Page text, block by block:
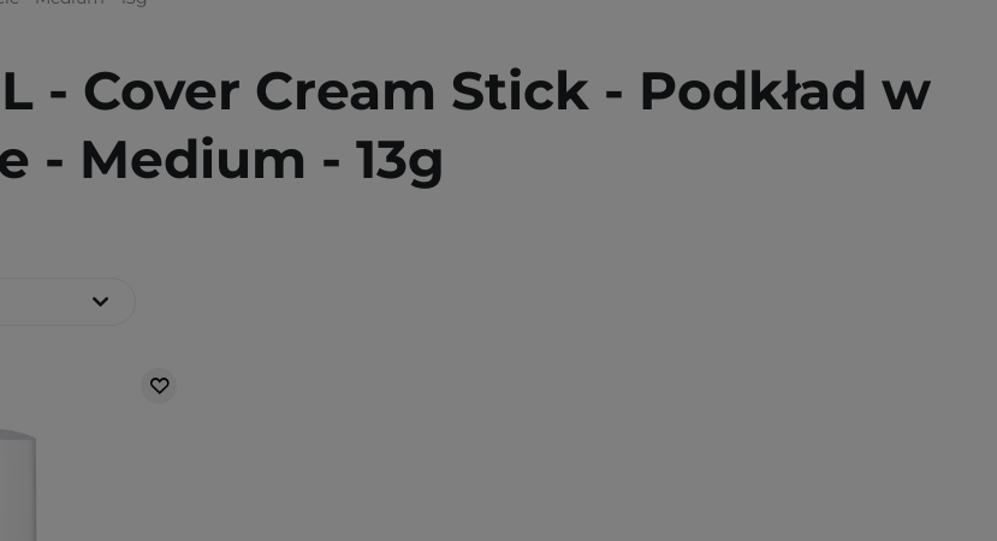
- Cover Cream Stick - Podkład w
- Medium - 13g